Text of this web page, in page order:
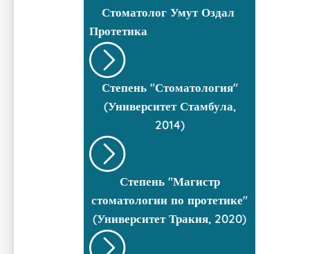
Стоматолог Умут Оздал
Протетика
Степень "Стоматология"
(Университет Стамбула,
2014)
Степень "Магистр
стоматологии по протетике"
(Университет Тракия, 2020)